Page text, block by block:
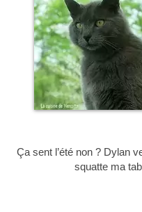
Ça sent l’été non ? Dylan
squatte ma